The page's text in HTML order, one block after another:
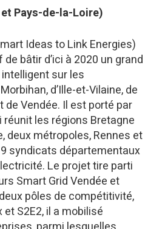
Pays-de-la-Loire)
Ideas to Link Energies)
bâtir d’ici à 2020 un grand
sur les
d’Ille-et-Vilaine, de
de Vendée. Il est porté par
les régions Bretagne
deux métropoles, Rennes et
syndicats départementaux
Le projet tire parti
Smart Grid Vendée et
pôles de compétitivité,
S2E2, il a mobilisé